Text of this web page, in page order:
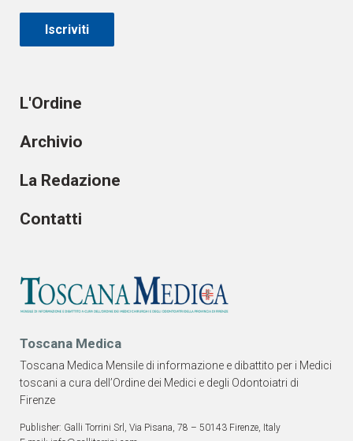
Toscana Medica
Toscana Medica Mensile di informazione e dibattito per i Medici
toscani a cura dell’Ordine dei Medici e degli Odontoiatri di
Firenze
Publisher: Galli Torrini Srl, Via Pisana, 78 – 50143 Firenze, Italy
L'Ordine
Archivio
La Redazione
Contatti
Iscriviti